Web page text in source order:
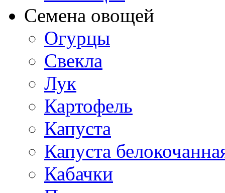
Семена овощей
Огурцы
Свекла
Лук
Картофель
Капуста
Капуста
Кабачки